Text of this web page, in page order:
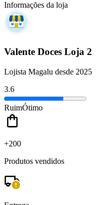
Informações da loja
Valente Doces Loja 2
Lojista Magalu desde 2025
3.6
RuimÓtimo
+200
Produtos vendidos